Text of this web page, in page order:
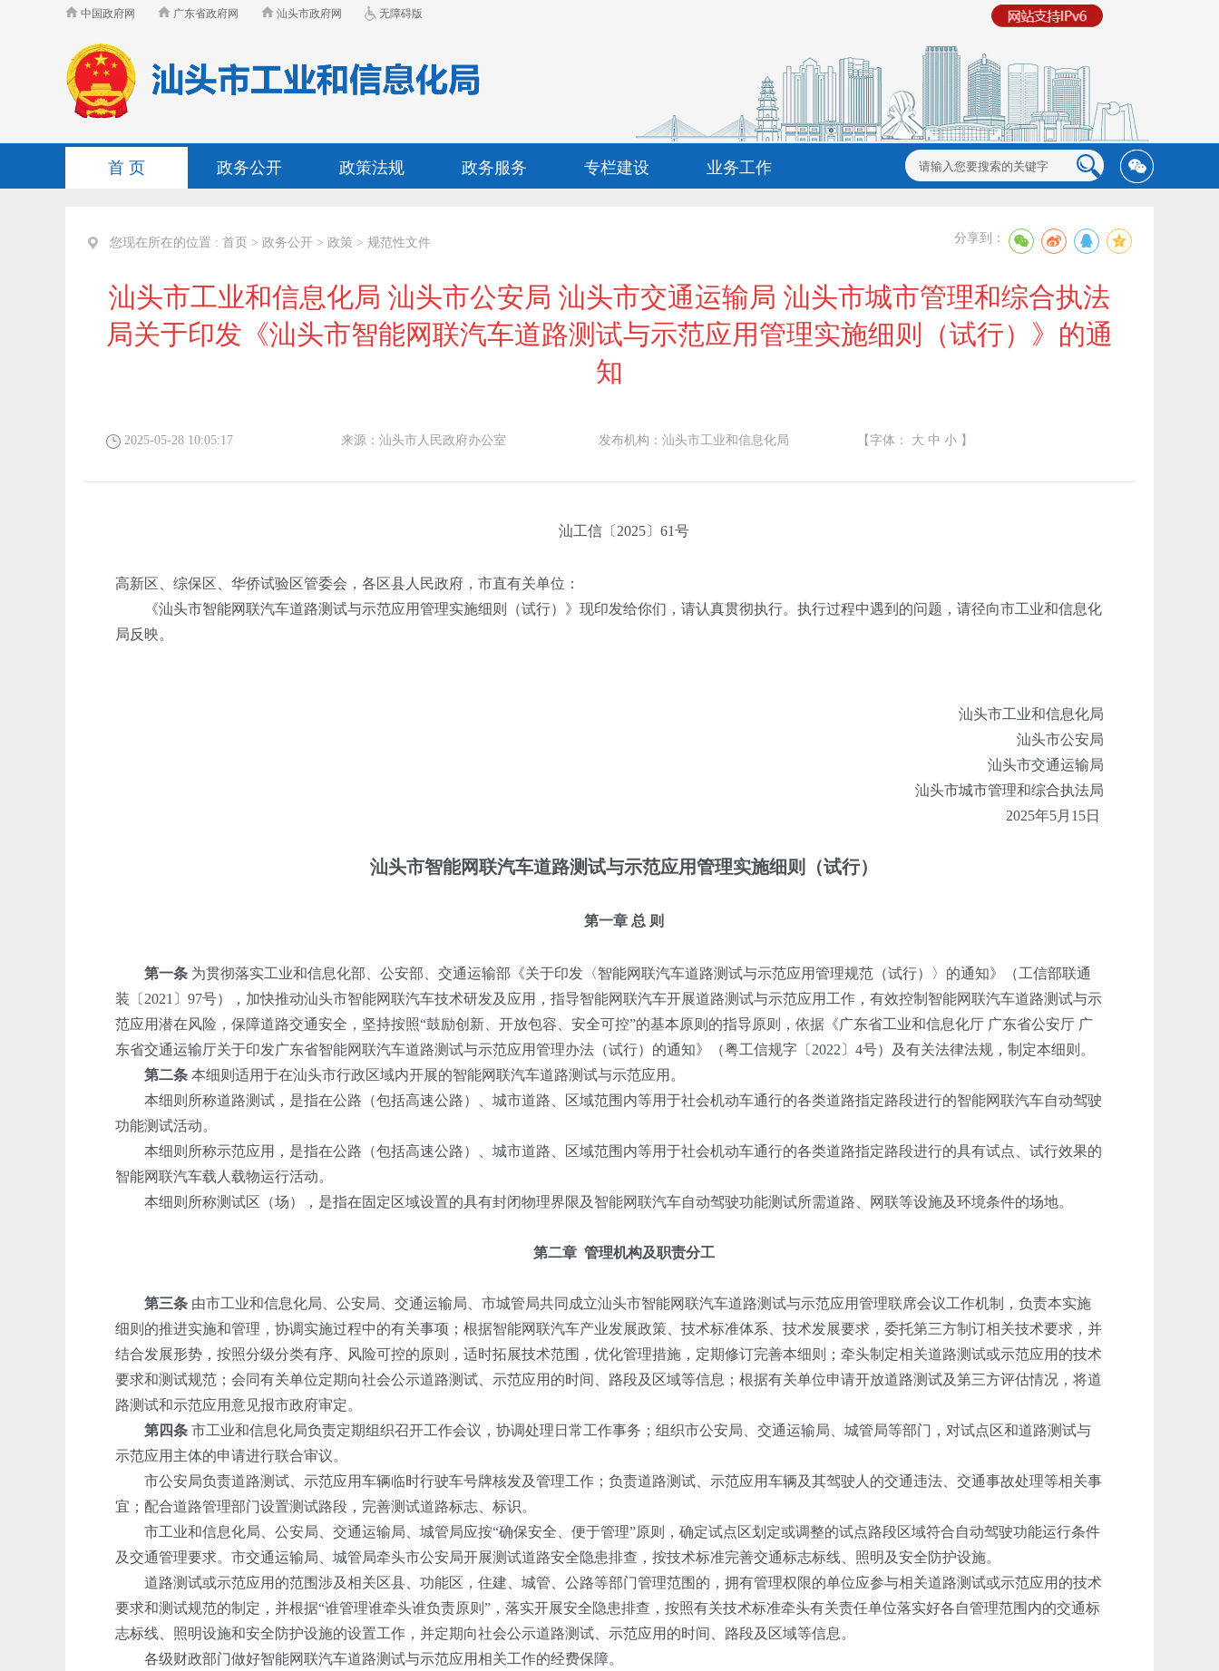
中国政府网 广东省政府网 汕头市政府网 无障碍版
首 页 政务公开 政策法规 政务服务 专栏建设 业务工作
您现在所在的位置 : 首页 > 政务公开 > 政策 > 规范性文件 分享到：
汕头市工业和信息化局 汕头市公安局 汕头市交通运输局 汕头市城市管理和综合执法
局关于印发《汕头市智能网联汽车道路测试与示范应用管理实施细则（试行）》的通
知
2025-05-28 10:05:17 来源：汕头市人民政府办公室 发布机构：汕头市工业和信息化局 【字体： 大 中 小 】
汕工信〔2025〕61号
高新区、综保区、华侨试验区管委会，各区县人民政府，市直有关单位：
《汕头市智能网联汽车道路测试与示范应用管理实施细则（试行）》现印发给你们，请认真贯彻执行。执行过程中遇到的问题，请径向市工业和信息化
局反映。
汕头市工业和信息化局
汕头市公安局
汕头市交通运输局
汕头市城市管理和综合执法局
2025年5月15日
汕头市智能网联汽车道路测试与示范应用管理实施细则（试行）
第一章 总 则
第一条 为贯彻落实工业和信息化部、公安部、交通运输部《关于印发〈智能网联汽车道路测试与示范应用管理规范（试行）〉的通知》（工信部联通
装〔2021〕97号），加快推动汕头市智能网联汽车技术研发及应用，指导智能网联汽车开展道路测试与示范应用工作，有效控制智能网联汽车道路测试与示
范应用潜在风险，保障道路交通安全，坚持按照“鼓励创新、开放包容、安全可控”的基本原则的指导原则，依据《广东省工业和信息化厅 广东省公安厅 广
东省交通运输厅关于印发广东省智能网联汽车道路测试与示范应用管理办法（试行）的通知》（粤工信规字〔2022〕4号）及有关法律法规，制定本细则。
第二条 本细则适用于在汕头市行政区域内开展的智能网联汽车道路测试与示范应用。
本细则所称道路测试，是指在公路（包括高速公路）、城市道路、区域范围内等用于社会机动车通行的各类道路指定路段进行的智能网联汽车自动驾驶
功能测试活动。
本细则所称示范应用，是指在公路（包括高速公路）、城市道路、区域范围内等用于社会机动车通行的各类道路指定路段进行的具有试点、试行效果的
智能网联汽车载人载物运行活动。
本细则所称测试区（场），是指在固定区域设置的具有封闭物理界限及智能网联汽车自动驾驶功能测试所需道路、网联等设施及环境条件的场地。
第二章 管理机构及职责分工
第三条 由市工业和信息化局、公安局、交通运输局、市城管局共同成立汕头市智能网联汽车道路测试与示范应用管理联席会议工作机制，负责本实施
细则的推进实施和管理，协调实施过程中的有关事项；根据智能网联汽车产业发展政策、技术标准体系、技术发展要求，委托第三方制订相关技术要求，并
结合发展形势，按照分级分类有序、风险可控的原则，适时拓展技术范围，优化管理措施，定期修订完善本细则；牵头制定相关道路测试或示范应用的技术
要求和测试规范；会同有关单位定期向社会公示道路测试、示范应用的时间、路段及区域等信息；根据有关单位申请开放道路测试及第三方评估情况，将道
路测试和示范应用意见报市政府审定。
第四条 市工业和信息化局负责定期组织召开工作会议，协调处理日常工作事务；组织市公安局、交通运输局、城管局等部门，对试点区和道路测试与
示范应用主体的申请进行联合审议。
市公安局负责道路测试、示范应用车辆临时行驶车号牌核发及管理工作；负责道路测试、示范应用车辆及其驾驶人的交通违法、交通事故处理等相关事
宜；配合道路管理部门设置测试路段，完善测试道路标志、标识。
市工业和信息化局、公安局、交通运输局、城管局应按“确保安全、便于管理”原则，确定试点区划定或调整的试点路段区域符合自动驾驶功能运行条件
及交通管理要求。市交通运输局、城管局牵头市公安局开展测试道路安全隐患排查，按技术标准完善交通标志标线、照明及安全防护设施。
道路测试或示范应用的范围涉及相关区县、功能区，住建、城管、公路等部门管理范围的，拥有管理权限的单位应参与相关道路测试或示范应用的技术
要求和测试规范的制定，并根据“谁管理谁牵头谁负责原则”，落实开展安全隐患排查，按照有关技术标准牵头有关责任单位落实好各自管理范围内的交通标
志标线、照明设施和安全防护设施的设置工作，并定期向社会公示道路测试、示范应用的时间、路段及区域等信息。
各级财政部门做好智能网联汽车道路测试与示范应用相关工作的经费保障。